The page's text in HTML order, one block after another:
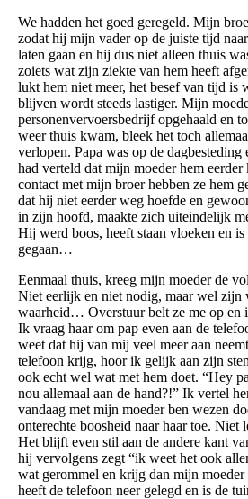
We hadden het goed geregeld. Mijn
zodat hij mijn vader op de juiste tijd
laten gaan en hij dus niet alleen thuis
zoiets wat zijn ziekte van hem heeft
lukt hem niet meer, het besef van tijd is
blijven wordt steeds lastiger. Mijn
personenvervoersbedrijf opgehaald en
weer thuis kwam, bleek het toch
verlopen. Papa was op de dagbesteding
had verteld dat mijn moeder hem
contact met mijn broer hebben ze hem
dat hij niet eerder weg hoefde en
in zijn hoofd, maakte zich uiteindelijk
Hij werd boos, heeft staan vloeken en is
gegaan…
Eenmaal thuis, kreeg mijn moeder de
Niet eerlijk en niet nodig, maar wel zijn
waarheid… Overstuur belt ze me op en
Ik vraag haar om pap even aan de
weet dat hij van mij veel meer aan
telefoon krijg, hoor ik gelijk aan zijn
ook echt wel wat met hem doet. “Hey
nou allemaal aan de hand?!” Ik vertel
vandaag met mijn moeder ben wezen
onterechte boosheid naar haar toe.
Het blijft even stil aan de andere kant
hij vervolgens zegt “ik weet het ook
wat gerommel en krijg dan mijn
heeft de telefoon neer gelegd en is de